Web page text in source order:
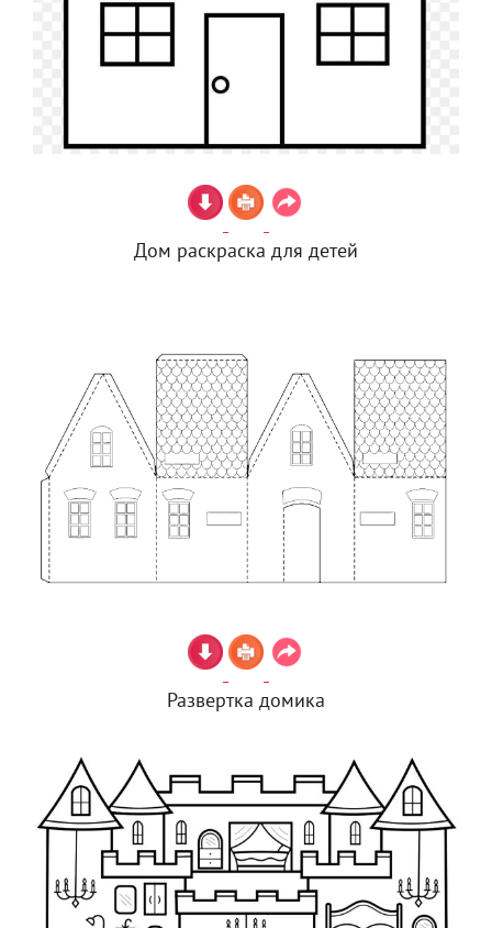
Дом раскраска для детей
Развертка домика